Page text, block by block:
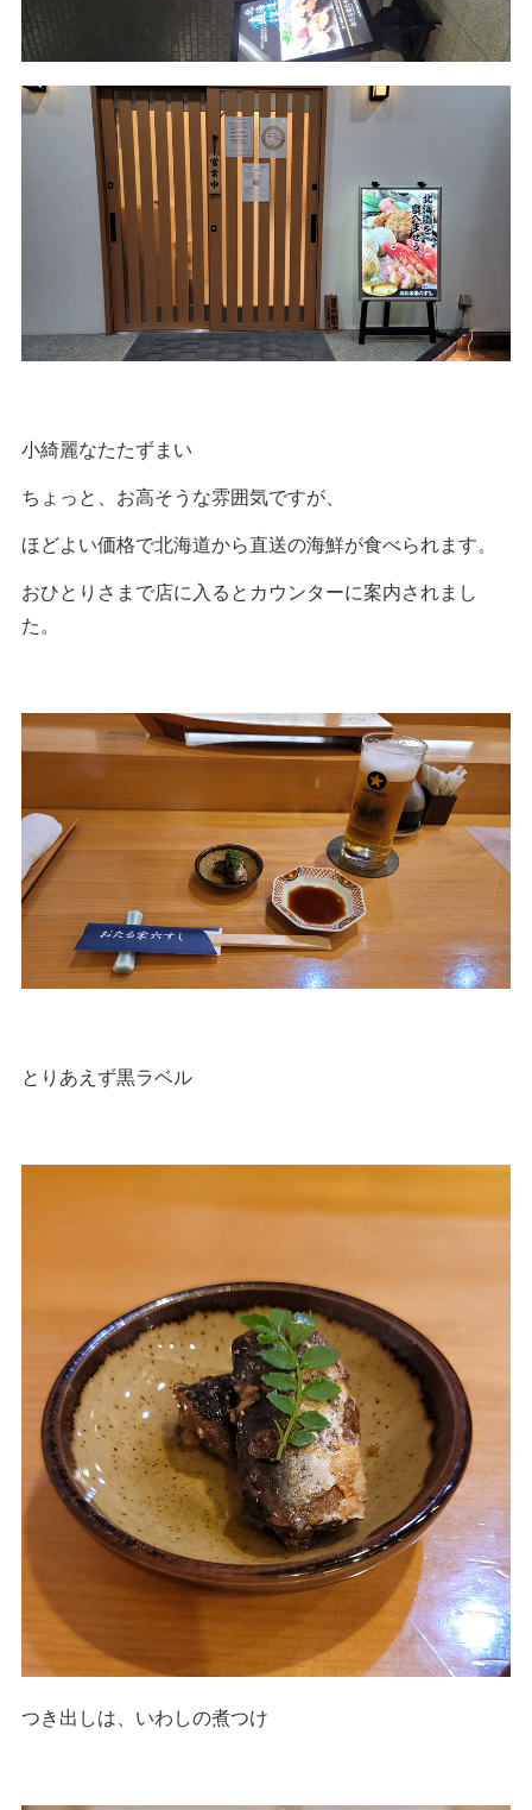
小綺麗なたたずまい
ちょっと、お高そうな雰囲気ですが、
ほどよい価格で北海道から直送の海鮮が食べられます。
おひとりさまで店に入るとカウンターに案内されまし
た。
とりあえず黒ラベル
つき出しは、いわしの煮つけ